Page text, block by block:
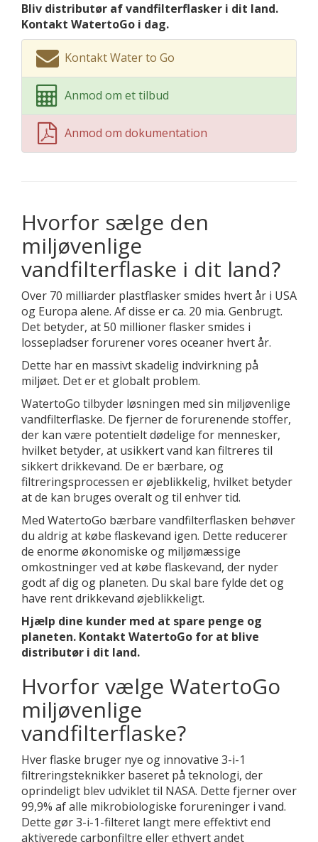
Bliv distributør af vandfilterflasker i dit land.
Kontakt WatertoGo i dag.
Kontakt Water to Go
Anmod om et tilbud
Anmod om dokumentation
Hvorfor sælge den
miljøvenlige
vandfilterflaske i dit land?
Over 70 milliarder plastflasker smides hvert år i USA
og Europa alene. Af disse er ca. 20 mia. Genbrugt.
Det betyder, at 50 millioner flasker smides i
lossepladser forurener vores oceaner hvert år.
Dette har en massivt skadelig indvirkning på
miljøet. Det er et globalt problem.
WatertoGo tilbyder løsningen med sin miljøvenlige
vandfilterflaske. De fjerner de forurenende stoffer,
der kan være potentielt dødelige for mennesker,
hvilket betyder, at usikkert vand kan filtreres til
sikkert drikkevand. De er bærbare, og
filtreringsprocessen er øjeblikkelig, hvilket betyder
at de kan bruges overalt og til enhver tid.
Med WatertoGo bærbare vandfilterflasken behøver
du aldrig at købe flaskevand igen. Dette reducerer
de enorme økonomiske og miljømæssige
omkostninger ved at købe flaskevand, der nyder
godt af dig og planeten. Du skal bare fylde det og
have rent drikkevand øjeblikkeligt.
Hjælp dine kunder med at spare penge og
planeten. Kontakt WatertoGo for at blive
distributør i dit land.
Hvorfor vælge WatertoGo
miljøvenlige
vandfilterflaske?
Hver flaske bruger nye og innovative 3-i-1
filtreringsteknikker baseret på teknologi, der
oprindeligt blev udviklet til NASA. Dette fjerner over
99,9% af alle mikrobiologiske forureninger i vand.
Dette gør 3-i-1-filteret langt mere effektivt end
aktiverede carbonfiltre eller ethvert andet